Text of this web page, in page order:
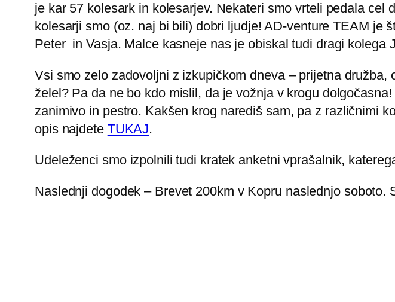
je kar 57 kolesark in kolesarjev. Nekateri smo vrteli pedala
kolesarji smo (oz. naj bi bili) dobri ljudje! AD-venture TEAM je
Peter in Vasja. Malce kasneje nas je obiskal tudi dragi
Vsi smo zelo zadovoljni z izkupičkom dneva – prijetna
želel? Pa da ne bo kdo mislil, da je vožnja v krogu
zanimivo in pestro. Kakšen krog narediš sam, pa z različnimi
opis najdete TUKAJ.
Udeleženci smo izpolnili tudi kratek anketni vprašalnik,
Naslednji dogodek – Brevet 200km v Kopru naslednjo soboto.